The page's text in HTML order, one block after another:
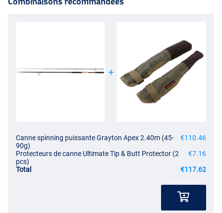
Canne spinning puissante Grayton Apex 2.40m (45-
90g)
€110.46
Protecteurs de canne Ultimate Tip & Butt Protector (2
pcs)
€7.16
Total
€117.62